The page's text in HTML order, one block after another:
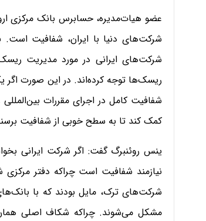
شرکت‌های دنیا با ایران، شفافیت است.
شرکت‌های ایرانی در مورد مدیریت
ریسک‌ها توجه کرده‌اند. در این صورت اگر
کمک کند تا به سطح خوبی از شفافیت
ينس روئنبرگ گفت: اگر شرکت ایرانی
نیازمند شفافیت است چراکه دفتر
شرکت‌های ترک، مایل بودند که با
مشکل می‌شوند. چراکه شکاف اصلی همان